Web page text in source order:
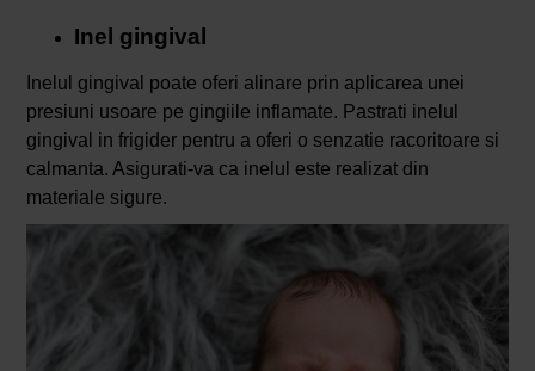
Inel gingival
Inelul gingival poate oferi alinare prin aplicarea unei
presiuni usoare pe gingiile inflamate. Pastrati inelul
gingival in frigider pentru a oferi o senzatie racoritoare si
calmanta. Asigurati-va ca inelul este realizat din
materiale sigure.